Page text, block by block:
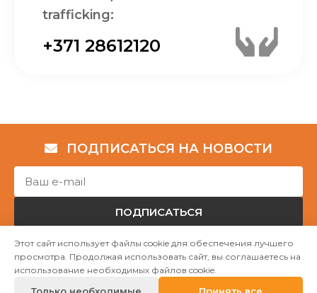
trafficking:
+371 28612120
ПОДПИСАТЬСЯ НА НОВОСТИ
ПОДПИСАТЬСЯ
Авторские права © НГО „Убежище "Надёжный дом""
Этот сайт использует файлы cookie для обеспечения лучшего
просмотра. Продолжая использовать сайт, вы соглашаетесь на
использование необходимых файлов cookie.